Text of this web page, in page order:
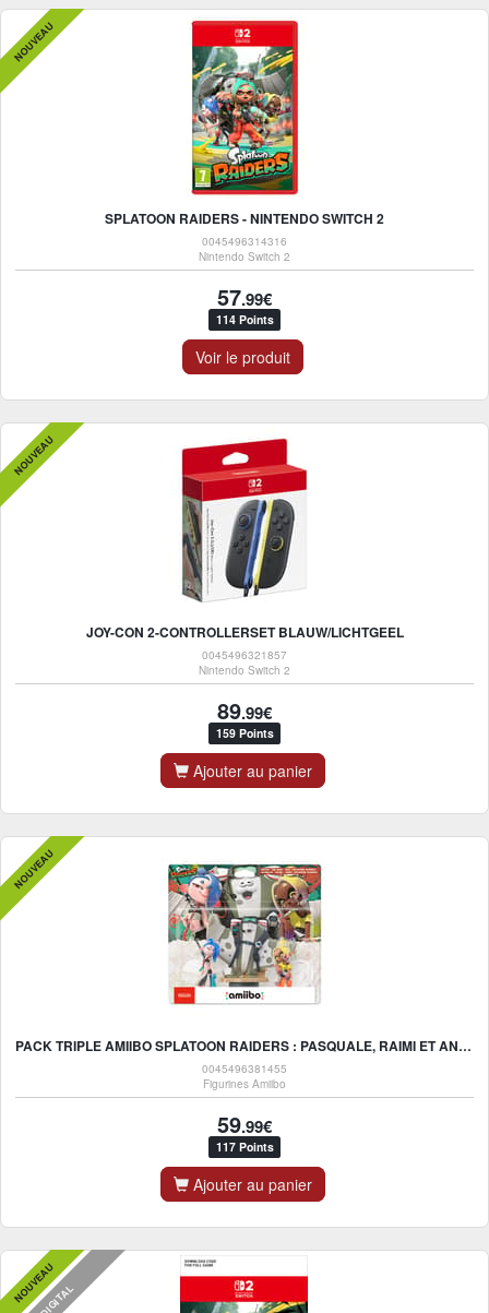
SPLATOON RAIDERS - NINTENDO SWITCH 2
0045496314316
Nintendo Switch 2
57.99€
114 Points
Voir le produit
NOUVEAU
JOY-CON 2-CONTROLLERSET BLAUW/LICHTGEEL
0045496321857
Nintendo Switch 2
89.99€
159 Points
Ajouter au panier
NOUVEAU
PACK TRIPLE AMIIBO SPLATOON RAIDERS : PASQUALE, RAIMI ET ANGIE (SPLATOON RAIDERS)
0045496381455
Figurines Amiibo
59.99€
117 Points
Ajouter au panier
NOUVEAU
NOUVEAUDIGITAL